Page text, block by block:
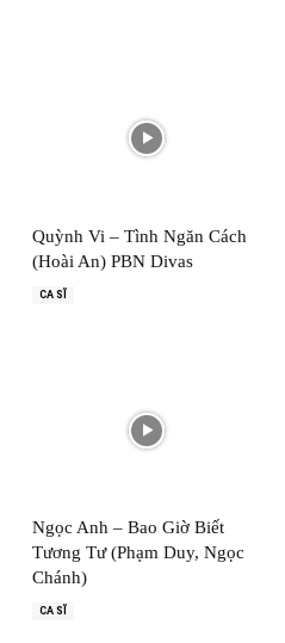
Quỳnh Vi – Tình Ngăn Cách
(Hoài An) PBN Divas
CA SĨ
Ngọc Anh – Bao Giờ Biết
Tương Tư (Phạm Duy, Ngọc
Chánh)
CA SĨ